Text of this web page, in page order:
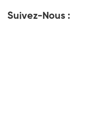
Suivez-Nous :